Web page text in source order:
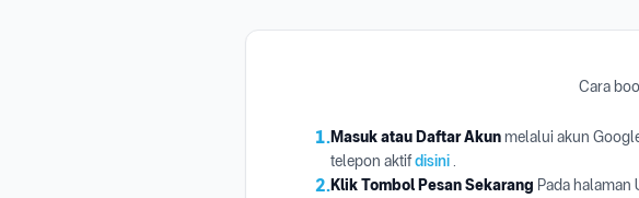
Cara
1.Masuk atau Daftar Akunmelalui akun
telepon aktifdisini.
2.Klik Tombol Pesan Sekarang Pada halaman